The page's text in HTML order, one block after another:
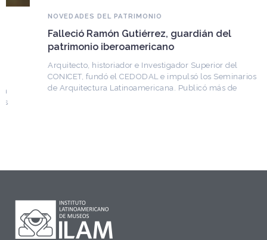
NOVEDADES DEL PATRIMONIO
Falleció Ramón Gutiérrez, guardián del
patrimonio iberoamericano
Arquitecto, historiador e Investigador Superior del
CONICET, fundó el CEDODAL e impulsó los Seminarios
de Arquitectura Latinoamericana. Publicó más de